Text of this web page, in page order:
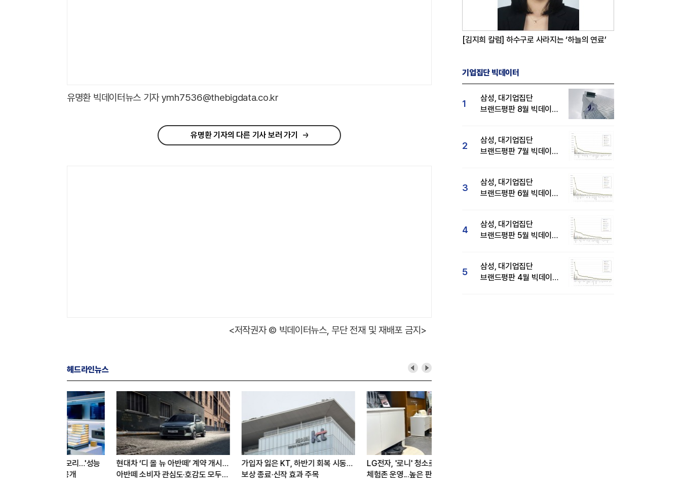
유명환 빅데이터뉴스 기자 ymh7536@thebigdata.co.kr
유명환 기자의 다른 기사 보러 가기
<저작권자 © 빅데이터뉴스, 무단 전재 및 재배포 금지>
헤드라인뉴스
가입자 잃은 KT, 하반기 회복 시동…
보상 종료·신작 효과 주목
LG전자, '로니' 청소로봇 팝업
체험존 운영...높은 판매량 이어가나
[LIG D&A 50년-34] 판교시대
개막, 해외 사무소 개소
[김지희 칼럼] 하수구로 사라지는 ‘하늘의 연료’
기업집단 빅데이터
1
삼성, 대기업집단
브랜드평판 8월 빅데이터
2
삼성, 대기업집단
브랜드평판 7월 빅데이터
3
삼성, 대기업집단
브랜드평판 6월 빅데이터
4
삼성, 대기업집단
브랜드평판 5월 빅데이터
5
삼성, 대기업집단
브랜드평판 4월 빅데이터